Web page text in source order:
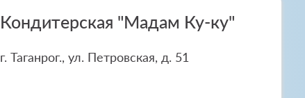
Кондитерская "Мадам Ку-ку"
г. Таганрог., ул. Петровская, д. 51